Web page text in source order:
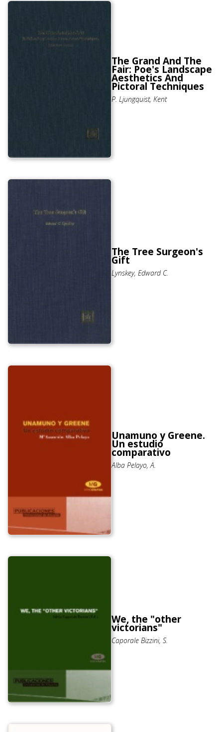
The Grand And The
Fair: Poe's Landscape
Aesthetics And
Pictoral Techniques
P. Ljungquist, Kent
The Tree Surgeon's
Gift
Lynskey, Edward C.
Unamuno y Greene.
Un estudio
comparativo
Alba Pelayo, A.
We, the "other
victorians"
Caporale Bizzini, S.